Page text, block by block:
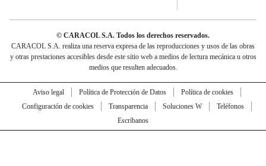
© CARACOL S.A. Todos los derechos reservados.
CARACOL S.A. realiza una reserva expresa de las reproducciones y usos de las obras
y otras prestaciones accesibles desde este sitio web a medios de lectura mecánica u otros
medios que resulten adecuados.
Aviso legal Política de Protección de Datos
Política de cookies
Configuración de cookies
Transparencia Soluciones W
Teléfonos
Escríbanos